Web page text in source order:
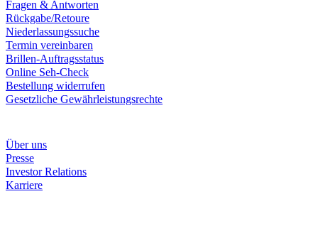
Fragen & Antworten
Rückgabe/Retoure
Niederlassungssuche
Termin vereinbaren
Brillen-Auftragsstatus
Online Seh-Check
Bestellung widerrufen
Gesetzliche Gewährleistungsrechte
Über uns
Presse
Investor Relations
Karriere